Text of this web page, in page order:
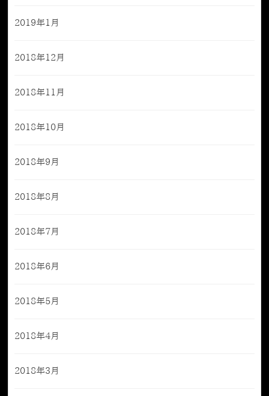
2019年1月
2018年12月
2018年11月
2018年10月
2018年9月
2018年8月
2018年7月
2018年6月
2018年5月
2018年4月
2018年3月